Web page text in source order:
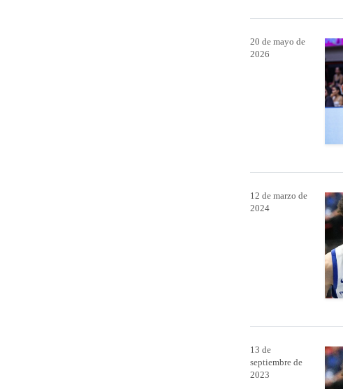
20 de mayo de
2026
12 de marzo de
2024
13 de
septiembre de
2023